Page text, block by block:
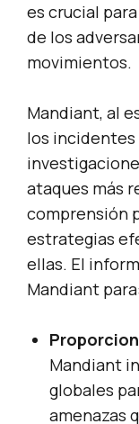
es crucial
de los
movimientos.
Mandiant, al
los incidentes
ataques más
comprensión
estrategias
ellas. El
Mandiant
Mandiant
globales
amenazas